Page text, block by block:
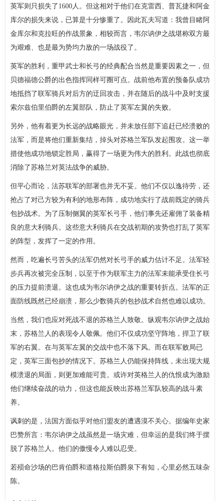
英军则只损失了1600人。但这相对于他们在克雷西、普瓦捷和阿金
库尔的损失来说，已算是十分惨重了。因此瓦夫写道：我曾目睹阿
金库尔和克拉旺的作战景象，相较而言，韦尔讷伊之战堪称双方最
为艰难、也是最为势均力敌的一场战役了。
英军的胜利，重甲武士和长弓的经典配合当然是重要因素之一，但
贝德福德公爵的出色指挥同样可圈可点。战前他布置的预备队成功
地抵挡了联军骑兵对后方的迂回攻击，并在随后的战斗中及时支援
索尔兹伯里伯爵的左翼部队，防止了英军左翼的失败。
另外，他有着更为长远的战略眼光，并未放任部下追赶已经溃败的
法军，而是将他们重新集结，掉头对苏格兰军队发起围攻。这一举
措使他成功地锁定胜局，赢得了一场更为伟大的胜利。此战也彻底
消除了苏格兰对英法战争的威胁。
但平心而论，法苏联军的部署也并无不妥。他们不仅以逸待劳，还
抢占了对己方较为有利的地形布阵，成功地实行了战前既定的骑兵
包抄战术。为了压制侧翼的英军长弓手，他们事先还雇佣了装备精
良的意大利骑兵。这些意大利骑兵在交战初期的攻势也打乱了英军
的阵型，发挥了一定的作用。
然而，吃遍长弓苦头的法军仍然对长弓手的威力估计不足。法军轻
步兵再次被完全压制，以至于作为联军主力的法军未能承受住长弓
的压力提前溃退。这也成为韦尔讷伊之战的重要转折点。法军的正
面防线既然已经崩溃，那么少数骑兵的包抄战术自然也难以成功。
当然，我们也应对死战不退的苏格兰人致敬。纵观韦尔讷伊之战始
末，苏格兰人的表现令人敬佩。他们不仅成功坚守阵地，捍卫了联
军的右翼。在与英军左翼的交战中也不落下风。而在联军败局已
定，英军三面包抄的情况下。苏格兰人仍能保持阵线，未出现大规
模溃退的局面，则更加难能可贵。或许对英格兰人的仇恨成为激励
他们继续奋战的动力，但这也能反映出苏格兰军队较高的战斗素
养。
讽刺的是，法国方面似乎对他们盟友的遭遇漠不关心。据编年史家
巴赞所言：韦尔讷伊之战虽然是一场灾难，但幸运的是我们终于摆
脱了苏格兰人。他们的傲慢令人难以忍受。
若殒命沙场的巴肯伯爵和道格拉斯伯爵泉下有知，心里必然五味杂
陈。